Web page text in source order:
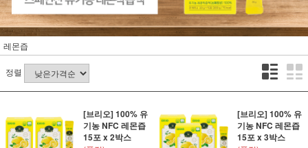
레몬즙
정렬
[브리오] 100% 유
기농 NFC 레몬즙
15포 x 2박스
[브리오] 100% 유
기농 NFC 레몬즙
15포 x 3박스